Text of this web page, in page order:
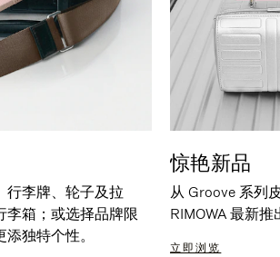
行李牌、轮子及拉
李箱；或选择品牌限
独特个性。
惊艳新品
从 Groove 系列
RIMOWA 最新
立即浏览